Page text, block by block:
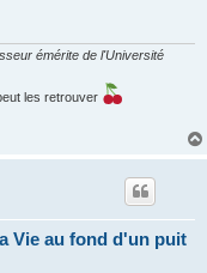
émérite de l'Université
les retrouver
Vie au fond d'un puit